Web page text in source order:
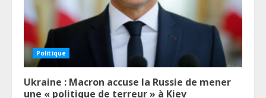
Politique
Ukraine : Macron accuse la Russie de mener
une « politique de terreur » à Kiev